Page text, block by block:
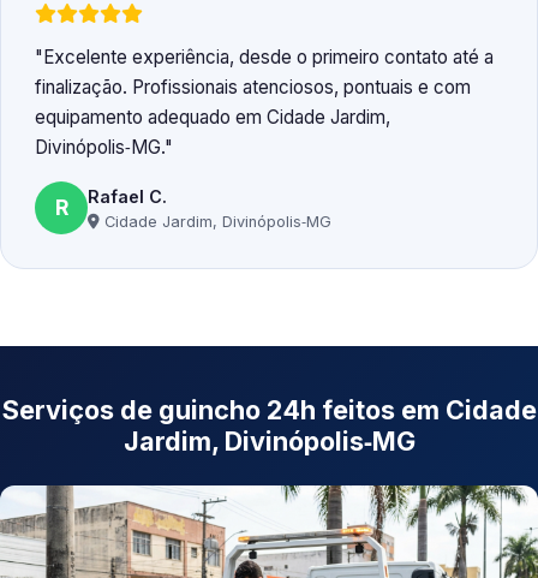
Excelente experiência, desde o primeiro contato até a
finalização. Profissionais atenciosos, pontuais e com
equipamento adequado em Cidade Jardim,
Divinópolis‑MG.
R Rafael C.
Cidade Jardim, Divinópolis‑MG
Serviços de guincho 24h feitos em Cidade
Jardim, Divinópolis‑MG